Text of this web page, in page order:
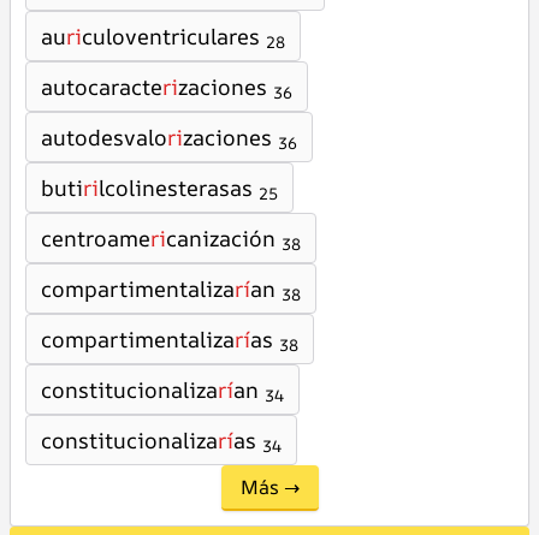
auriculoventriculares 28
autocaracterizaciones 36
autodesvalorizaciones 36
butirilcolinesterasas 25
centroamericanización 38
compartimentalizarían 38
compartimentalizarías 38
constitucionalizarían 34
constitucionalizarías 34
Más →